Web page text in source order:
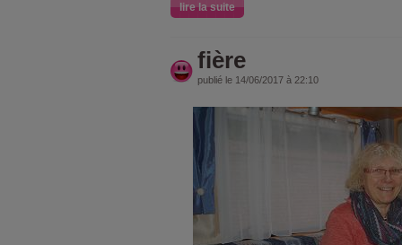
lire la suite
fière
publié le 14/06/2017 à 22:10